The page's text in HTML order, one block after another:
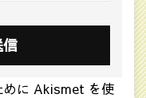
めに Akismet を使